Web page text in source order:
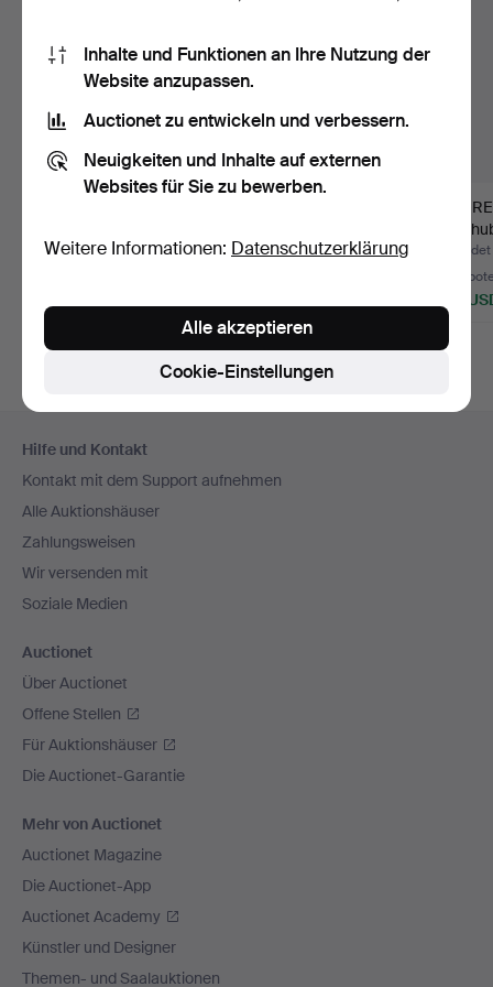
spätes 19. …
Beendet 5. Jul 2026
Jahrhunderts…
Beendet 22. Jun 2026
5
2
106
Navigation
Hilfe und Kontakt
Kontakt mit dem Support aufnehmen
Alle Auktionshäuser
Zahlungsweisen
Wir versenden mit
Soziale Medien
Auctionet
Über Auctionet
Offene Stellen
Für Auktionshäuser
Die Auctionet-Garantie
Mehr von Auctionet
Auctionet Magazine
Die Auctionet-App
Auctionet Academy
Künstler und Designer
Themen- und Saalauktionen
Inhalte und Funktionen an Ihre Nutzung der
Website anzupassen.
Auctionet zu entwickeln und verbessern.
Neuigkeiten und Inhalte auf externen
Websites für Sie zu bewerben.
Weitere Informationen: Datenschutzerklärung
Cookie-Einstellungen
Alle akzeptieren